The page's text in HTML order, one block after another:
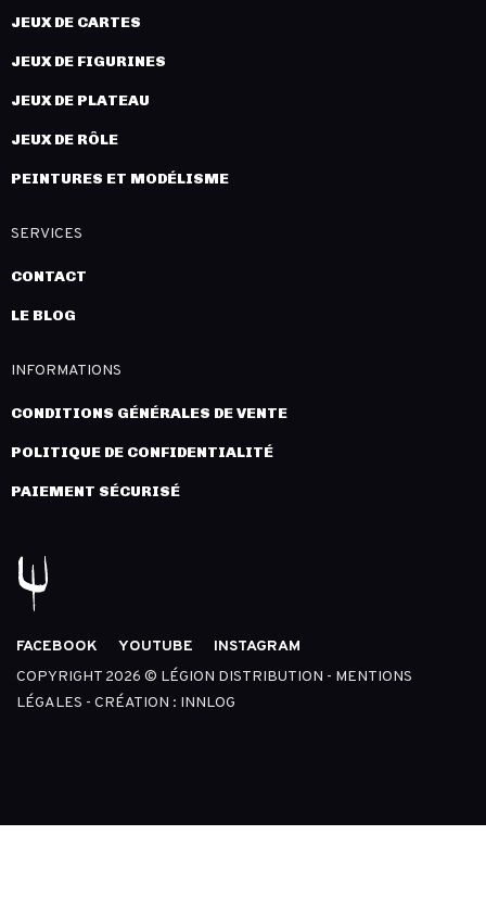
JEUX DE CARTES
JEUX DE FIGURINES
JEUX DE PLATEAU
JEUX DE RÔLE
PEINTURES ET MODÉLISME
SERVICES
CONTACT
LE BLOG
INFORMATIONS
CONDITIONS GÉNÉRALES DE VENTE
POLITIQUE DE CONFIDENTIALITÉ
PAIEMENT SÉCURISÉ
FACEBOOK YOUTUBE
INSTAGRAM
COPYRIGHT 2026 © LÉGION DISTRIBUTION - MENTIONS
LÉGALES - CRÉATION : INNLOG